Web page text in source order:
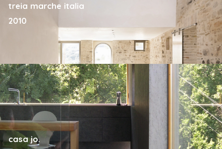
treia marche italia
2010
casa jo.